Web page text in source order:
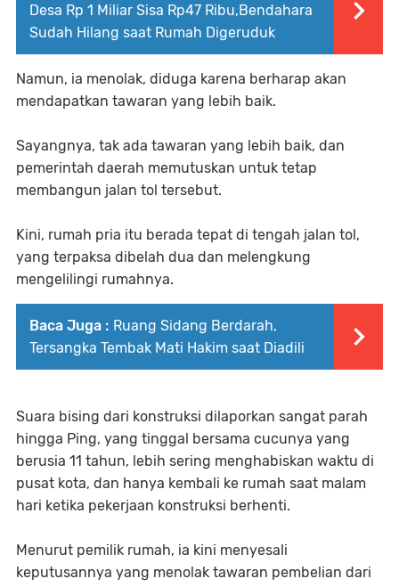
Desa Rp 1 Miliar Sisa Rp47 Ribu,Bendahara
Sudah Hilang saat Rumah Digeruduk
Namun, ia menolak, diduga karena berharap akan
mendapatkan tawaran yang lebih baik.
Sayangnya, tak ada tawaran yang lebih baik, dan
pemerintah daerah memutuskan untuk tetap
membangun jalan tol tersebut.
Kini, rumah pria itu berada tepat di tengah jalan tol,
yang terpaksa dibelah dua dan melengkung
mengelilingi rumahnya.
Baca Juga : Ruang Sidang Berdarah,
Tersangka Tembak Mati Hakim saat Diadili
Suara bising dari konstruksi dilaporkan sangat parah
hingga Ping, yang tinggal bersama cucunya yang
berusia 11 tahun, lebih sering menghabiskan waktu di
pusat kota, dan hanya kembali ke rumah saat malam
hari ketika pekerjaan konstruksi berhenti.
Menurut pemilik rumah, ia kini menyesali
keputusannya yang menolak tawaran pembelian dari